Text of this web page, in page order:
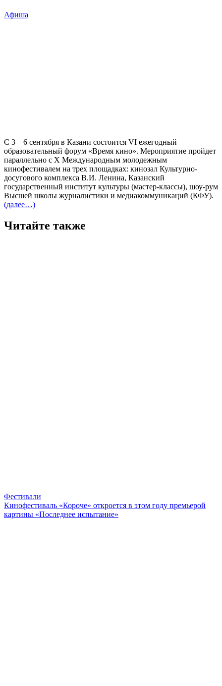
Афиша
С 3 – 6 сентября в Казани состоится VI ежегодный
образовательный форум «Время кино». Мероприятие пройдет
параллельно с X Международным молодежным
кинофестивалем на трех площадках: кинозал Культурно-
досугового комплекса В.И. Ленина, Казанский
государственный институт культуры (мастер-классы), шоу-рум
Высшей школы журналистики и медиакоммуникаций (КФУ).
(далее…)
Читайте также
Фестивали
Кинофестиваль «Короче» откроется в этом году премьерой
картины «Последнее испытание»